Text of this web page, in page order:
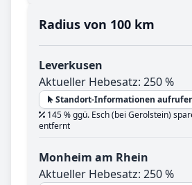
Radius von 100 km
Leverkusen
Aktueller Hebesatz: 250 %
Standort-Informationen
145 % ggü. Esch (bei Gerolstein)
entfernt
Monheim am Rhein
Aktueller Hebesatz: 250 %